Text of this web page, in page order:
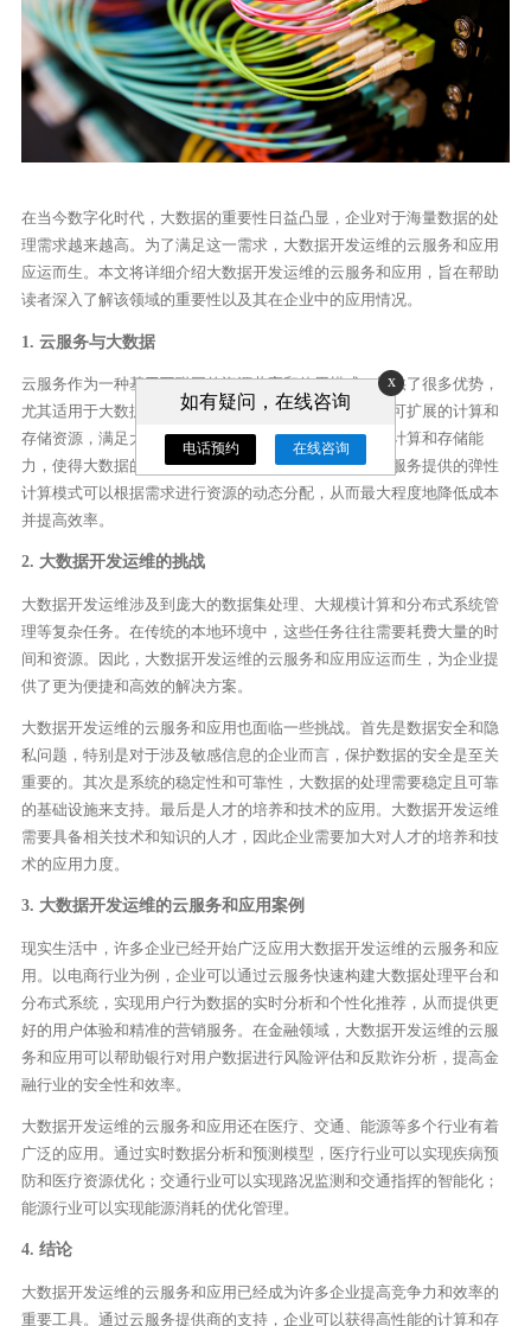
在当今数字化时代，大数据的重要性日益凸显，企业对于海量数据的处
理需求越来越高。为了满足这一需求，大数据开发运维的云服务和应用
应运而生。本文将详细介绍大数据开发运维的云服务和应用，旨在帮助
读者深入了解该领域的重要性以及其在企业中的应用情况。
1. 云服务与大数据
云服务作为一种基于互联网的资源共享和使用模式，提供了很多优势，
尤其适用于大数据的开发与运维。云服务能够提供高度可扩展的计算和
存储资源，满足大数据处理的需求。云服务具备强大的计算和存储能
力，使得大数据的开发和运维变得更加高效和灵活。云服务提供的弹性
计算模式可以根据需求进行资源的动态分配，从而最大程度地降低成本
并提高效率。
2. 大数据开发运维的挑战
大数据开发运维涉及到庞大的数据集处理、大规模计算和分布式系统管
理等复杂任务。在传统的本地环境中，这些任务往往需要耗费大量的时
间和资源。因此，大数据开发运维的云服务和应用应运而生，为企业提
供了更为便捷和高效的解决方案。
大数据开发运维的云服务和应用也面临一些挑战。首先是数据安全和隐
私问题，特别是对于涉及敏感信息的企业而言，保护数据的安全是至关
重要的。其次是系统的稳定性和可靠性，大数据的处理需要稳定且可靠
的基础设施来支持。最后是人才的培养和技术的应用。大数据开发运维
需要具备相关技术和知识的人才，因此企业需要加大对人才的培养和技
术的应用力度。
3. 大数据开发运维的云服务和应用案例
现实生活中，许多企业已经开始广泛应用大数据开发运维的云服务和应
用。以电商行业为例，企业可以通过云服务快速构建大数据处理平台和
分布式系统，实现用户行为数据的实时分析和个性化推荐，从而提供更
好的用户体验和精准的营销服务。在金融领域，大数据开发运维的云服
务和应用可以帮助银行对用户数据进行风险评估和反欺诈分析，提高金
融行业的安全性和效率。
大数据开发运维的云服务和应用还在医疗、交通、能源等多个行业有着
广泛的应用。通过实时数据分析和预测模型，医疗行业可以实现疾病预
防和医疗资源优化；交通行业可以实现路况监测和交通指挥的智能化；
能源行业可以实现能源消耗的优化管理。
4. 结论
大数据开发运维的云服务和应用已经成为许多企业提高竞争力和效率的
重要工具。通过云服务提供商的支持，企业可以获得高性能的计算和存
x
如有疑问，在线咨询
电话预约 在线咨询